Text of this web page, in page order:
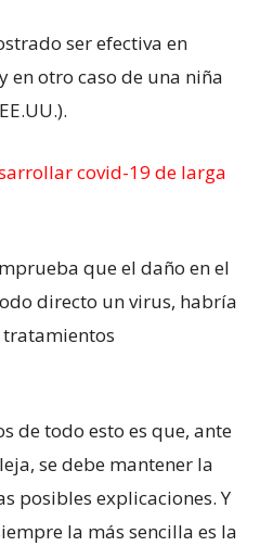
ser efectiva en
en otro caso de una niña
covid-19 de larga
que el daño en el
directo un virus, habría
de todo esto es que, ante
se debe mantener la
posibles explicaciones. Y
la más sencilla es la